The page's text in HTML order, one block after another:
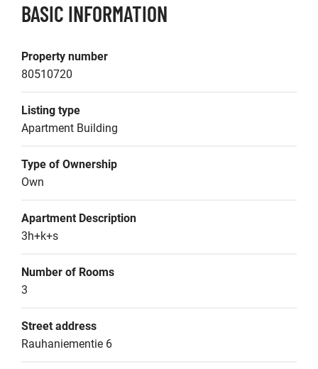
BASIC INFORMATION
Property number
80510720
Listing type
Apartment Building
Type of Ownership
Own
Apartment Description
3h+k+s
Number of Rooms
3
Street address
Rauhaniementie 6